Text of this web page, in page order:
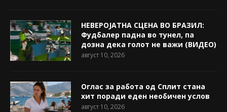
НЕВЕРОЈАТНА СЦЕНА ВО БРАЗИЛ:
Фудбалер падна во тунел, па
дозна дека голот не важи (ВИДЕО)
август 10, 2026
Оглас за работа од Сплит стана
хит поради еден необичен услов
август 10, 2026